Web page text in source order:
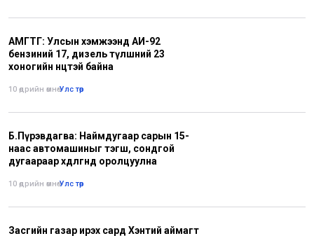
АМГТГ: Улсын хэмжээнд АИ-92
бензиний 17, дизель түлшний 23
хоногийн нөөцтэй байна
10 өдрийн өмнө•Улс төр
Б.Пүрэвдагва: Наймдугаар сарын 15-
наас автомашиныг тэгш, сондгой
дугаараар хөдөлгөөнд оролцуулна
10 өдрийн өмнө•Улс төр
Засгийн газар ирэх сард Хэнтий аймагт